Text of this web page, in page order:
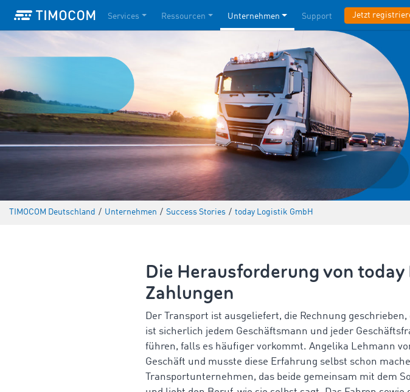
Services Ressourcen Unternehmen Support Jetzt
TIMOCOM Deutschland / Unternehmen / Success Stories / today Logistik GmbH
Die Herausforderung von
Zahlungen
Der Transport ist ausgeliefert, die Rechnung
ist sicherlich jedem Geschäftsmann und jeder
führen, falls es häufiger vorkommt. Angelika Lehmann
Geschäft und musste diese Erfahrung selbst schon
Transportunternehmen, das beide gemeinsam mit dem